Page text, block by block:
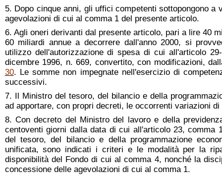
5. Dopo cinque anni, gli uffici competenti sottopongono a
agevolazioni di cui al comma 1 del presente articolo.
6. Agli oneri derivanti dal presente articolo, pari a lire 40
60 miliardi annue a decorrere dall'anno 2000, si
utilizzo dell'autorizzazione di spesa di cui all'articolo 29-
dicembre 1996, n. 669, convertito, con modificazioni,
30. Le somme non impegnate nell'esercizio di
successivi.
7. Il Ministro del tesoro, del bilancio e della
ad apportare, con propri decreti, le occorrenti variazioni di
8. Con decreto del Ministro del lavoro e della
centoventi giorni dalla data di cui all'articolo 23, comma
del tesoro, del bilancio e della programmazione
unificata, sono indicati i criteri e le modalità per la
disponibilità del Fondo di cui al comma 4, nonché la
concessione delle agevolazioni di cui al comma 1.